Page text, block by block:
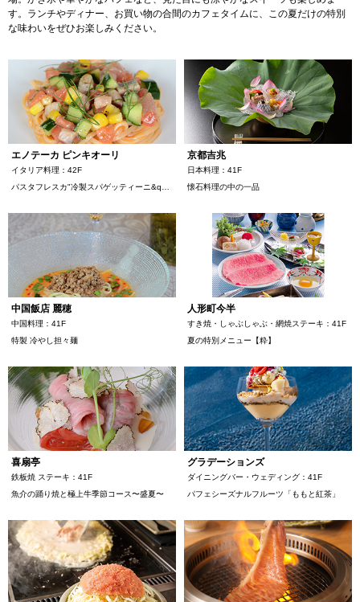
Web MyStory
が登場しました！
広報ブログ
イベント情報、ショップ最新情報を中心に様々な角度
からミッドランドを綴ってまいります。
スカイホールそら
ビル・コンセプト
展示アート
銀行・証券・ATM 旅行代理店
クリニック スクール
その他オフィス
空港からお越しの方
駐車場・駐輪場
駐車場・駐輪場
エレベーター・エスカレーター
トップ
ランク別サービス内容
ご登録手順
Q＆A（よくあるご質問）
お問い合わせ
総合インフォメーション
イベントスペース
取材・プレスリリース
店舗スタッフ募集
その他お問い合わせ一覧
よくあるご質問
日本語 English 繁體 한국어
す。ランチやディナー、お買い物の合間のカフェタイムに、この夏だけの特別
な味わいをぜひお楽しみください。
エノテーカ ピンキオーリ
イタリア料理：42F
パスタフレスカ"冷製スパゲッティーニ&q…
京都吉兆
日本料理：41F
懐石料理の中の一品
中国飯店 麗穂
中国料理：41F
特製 冷やし担々麺
人形町今半
すき焼・しゃぶしゃぶ・網焼ステーキ：41F
夏の特別メニュー【粋】
喜扇亭
鉄板焼 ステーキ：41F
魚介の踊り焼と極上牛季節コース〜盛夏〜
グラデーションズ
ダイニングバー・ウェディング：41F
パフェシーズナルフルーツ「ももと紅茶」